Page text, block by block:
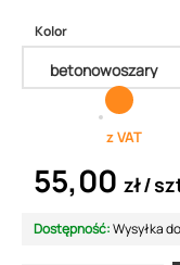
Kolor
z VAT
55,00 zł
Dostępność:Wysyłka